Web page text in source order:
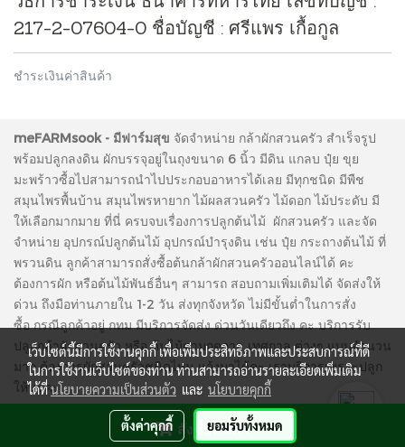
สั่งซื้อสินค้า
217-2-07604-0 ชื่อบัญชี : ศรีแพร เกื้อกูล
ชำระเงินค่าสินค้า
meFARMsook - มีฟาร์มสุข จัดจำหน่าย กล้าผักสวนครัว สำเร็จรูป
พร้อมปลูกลงดิน ผักบรรจุอยู่ในถุงขนาด 6 นิ้ว มีดิน แกลบ ปุ๋ย ขุย
มะพร้าวซื้อไปสามารถนำไปประกอบอาหารได้เลย มีทุกชนิด มีพืช
สมุนไพรพื้นบ้าน สมุนไพรหายาก ไม้ผลสวนครัว ไม้ดอก ไม้ประดับ มี
ให้เลือกมากมาย ที่นี่ ครบจบเรื่องการปลูกต้นไม้ ผักสวนครัว และจัด
จำหน่าย อุปกรณ์ปลูกต้นไม้ อุปกรณ์บำรุงดิน เช่น ปุ๋ย กระถางต้นไม้ ที่
พรวนดิน ลูกค้าสามารถสั่งซื้อต้นกล้าผักสวนครัวออนไลน์ได้ คะ
ต้องการผัก หรือต้นไม้พันธ์อื่นๆ สามารถ สอบถามเพิ่มเติมได้ จัดส่งให้
ด่วน ถึงมือท่านภายใน 1-2 วัน ส่งทุกจังหวัด ไม่มีขั้นต่ำในการสั่ง
ซื้อ กรณีลูกค้าอยู่ กทม มีบริการจัดส่ง ด่วนวันเดียวถึง คะ บริการรับ
ปลูกกล้าผักสวนครัว หรือ ต้นไม้ตามฤดูกาล เทศกาล ต่างๆ แบบจำนวน
มาก ต้องการผักสวนครัวชนิดไหน แจ้งมาได้คะ เราบริการเพราะปลูก
ให้นะคะ
ผู้เข้าชมวันนี้ 1,170
เว็บไซต์นี้มีการใช้งานคุกกี้ เพื่อเพิ่มประสิทธิภาพและประสบการณ์ที่ดี
ในการใช้งานเว็บไซต์ของท่าน ท่านสามารถอ่านรายละเอียดเพิ่มเติม
ได้ที่นโยบายความเป็นส่วนตัว และ นโยบายคุกกี้
ตั้งค่าคุกกี้ ยอมรับทั้งหมด